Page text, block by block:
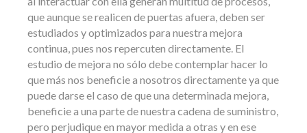
que aunque se realicen de puertas afuera, deben ser
estudiados y optimizados para nuestra mejora
continua, pues nos repercuten directamente. El
estudio de mejora no sólo debe contemplar hacer lo
que más nos beneficie a nosotros directamente ya que
puede darse el caso de que una determinada mejora,
beneficie a una parte de nuestra cadena de suministro,
pero perjudique en mayor medida a otras y en ese